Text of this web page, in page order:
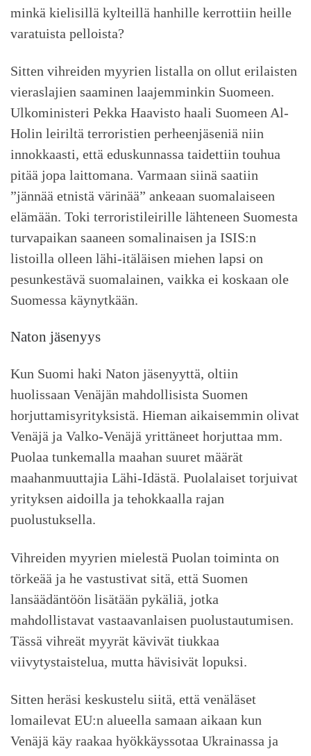
minkä kielisillä kylteillä hanhille kerrottiin heille
varatuista pelloista?
Sitten vihreiden myyrien listalla on ollut erilaisten
vieraslajien saaminen laajemminkin Suomeen.
Ulkoministeri Pekka Haavisto haali Suomeen Al-
Holin leiriltä terroristien perheenjäseniä niin
innokkaasti, että eduskunnassa taidettiin touhua
pitää jopa laittomana. Varmaan siinä saatiin
”jännää etnistä värinää” ankeaan suomalaiseen
elämään. Toki terroristileirille lähteneen Suomesta
turvapaikan saaneen somalinaisen ja ISIS:n
listoilla olleen lähi-itäläisen miehen lapsi on
pesunkestävä suomalainen, vaikka ei koskaan ole
Suomessa käynytkään.
Naton jäsenyys
Kun Suomi haki Naton jäsenyyttä, oltiin
huolissaan Venäjän mahdollisista Suomen
horjuttamisyrityksistä. Hieman aikaisemmin olivat
Venäjä ja Valko-Venäjä yrittäneet horjuttaa mm.
Puolaa tunkemalla maahan suuret määrät
maahanmuuttajia Lähi-Idästä. Puolalaiset torjuivat
yrityksen aidoilla ja tehokkaalla rajan
puolustuksella.
Vihreiden myyrien mielestä Puolan toiminta on
törkeää ja he vastustivat sitä, että Suomen
lansäädäntöön lisätään pykäliä, jotka
mahdollistavat vastaavanlaisen puolustautumisen.
Tässä vihreät myyrät kävivät tiukkaa
viivytystaistelua, mutta hävisivät lopuksi.
Sitten heräsi keskustelu siitä, että venäläset
lomailevat EU:n alueella samaan aikaan kun
Venäjä käy raakaa hyökkäyssotaa Ukrainassa ja